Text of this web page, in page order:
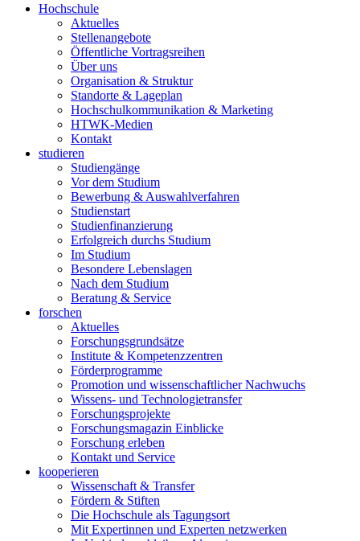
Hochschule
Aktuelles
Stellenangebote
Öffentliche Vortragsreihen
Über uns
Organisation & Struktur
Standorte & Lageplan
Hochschulkommunikation & Marketing
HTWK-Medien
Kontakt
studieren
Studiengänge
Vor dem Studium
Bewerbung & Auswahlverfahren
Studienstart
Studienfinanzierung
Erfolgreich durchs Studium
Im Studium
Besondere Lebenslagen
Nach dem Studium
Beratung & Service
forschen
Aktuelles
Forschungsgrundsätze
Institute & Kompetenzzentren
Förderprogramme
Promotion und wissenschaftlicher Nachwuchs
Wissens- und Technologietransfer
Forschungsprojekte
Forschungsmagazin Einblicke
Forschung erleben
Kontakt und Service
kooperieren
Wissenschaft & Transfer
Fördern & Stiften
Die Hochschule als Tagungsort
Mit Expertinnen und Experten netzwerken